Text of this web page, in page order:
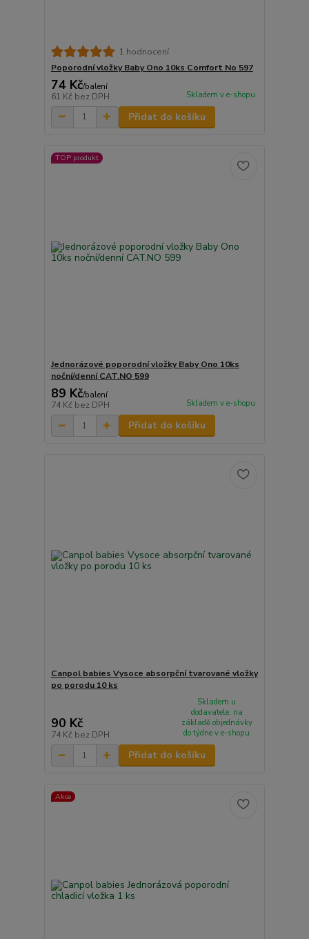
1 hodnocení
Poporodní vložky Baby Ono 10ks Comfort No 597
74 Kč/balení
61 Kč bez DPH Skladem v e-shopu
Přidat do košíku
TOP produkt
Jednorázové poporodní vložky Baby Ono 10ks
noční/denní CAT.NO 599
89 Kč/balení
74 Kč bez DPH Skladem v e-shopu
Přidat do košíku
Canpol babies Vysoce absorpční tvarované vložky
po porodu 10 ks
90 Kč
74 Kč bez DPH
Skladem u
dodavatele, na
základě objednávky
do týdne v e-shopu
Přidat do košíku
Akce